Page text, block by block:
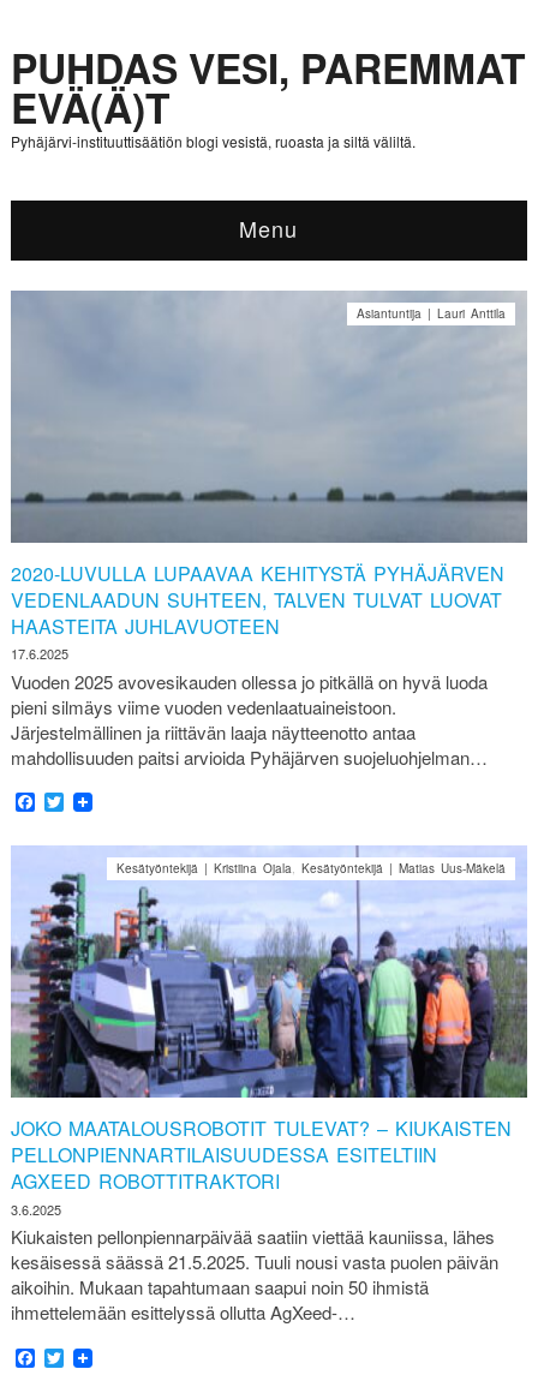
PUHDAS VESI, PAREMMAT
EVÄ(Ä)T
Pyhäjärvi-instituuttisäätiön blogi vesistä, ruoasta ja siltä väliltä.
Menu
2020-LUVULLA LUPAAVAA KEHITYSTÄ PYHÄJÄRVEN
VEDENLAADUN SUHTEEN, TALVEN TULVAT LUOVAT
HAASTEITA JUHLAVUOTEEN
17.6.2025
Asiantuntija | Lauri Anttila
Vuoden 2025 avovesikauden ollessa jo pitkällä on hyvä luoda
pieni silmäys viime vuoden vedenlaatuaineistoon.
Järjestelmällinen ja riittävän laaja näytteenotto antaa
mahdollisuuden paitsi arvioida Pyhäjärven suojeluohjelman…
Facebook
Twitter
JOKO MAATALOUSROBOTIT TULEVAT? – KIUKAISTEN
PELLONPIENNARTILAISUUDESSA ESITELTIIN
AGXEED ROBOTTITRAKTORI
3.6.2025
Kesätyöntekijä | Kristiina Ojala,Kesätyöntekijä | Matias Uus-Mäkelä
Kiukaisten pellonpiennarpäivää saatiin viettää kauniissa, lähes
kesäisessä säässä 21.5.2025. Tuuli nousi vasta puolen päivän
aikoihin. Mukaan tapahtumaan saapui noin 50 ihmistä
ihmettelemään esittelyssä ollutta AgXeed-…
Facebook
Twitter